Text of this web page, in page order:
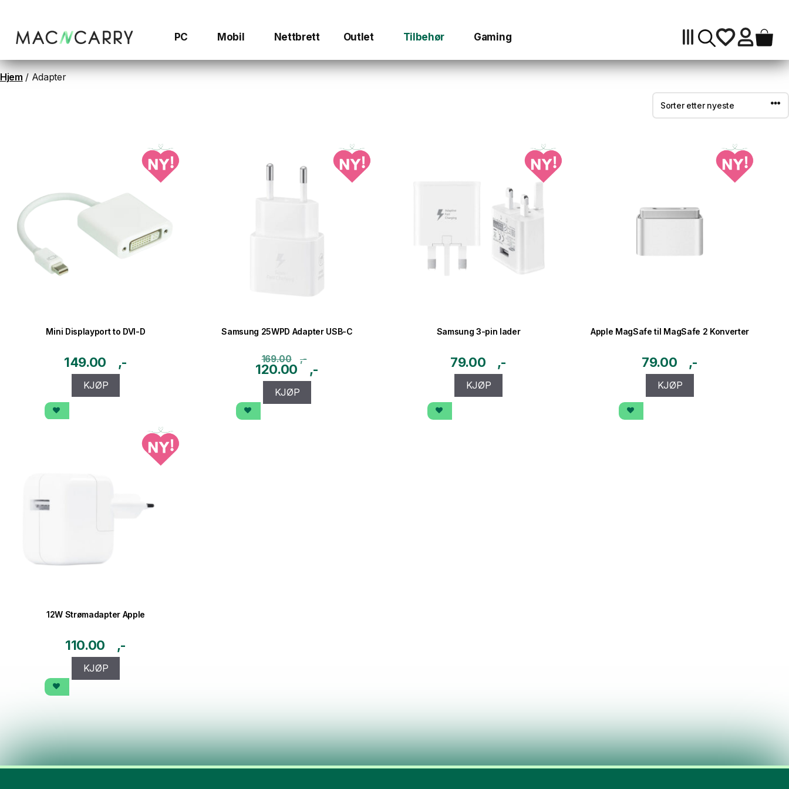
PC
Mobil Nettbrett Outlet Tilbehør Gaming
Hjem / Adapter
Mini Displayport to DVI-D
149.00
KJØP
Samsung 25WPD Adapter USB-C
169.00Opprinnelig
pris
var:
120.00
Nåværende
pris
er:
KJØP
Samsung 3-pin lader
79.00
KJØP
Apple MagSafe til MagSafe 2 Konverter
79.00
KJØP
12W Strømadapter Apple
110.00
KJØP